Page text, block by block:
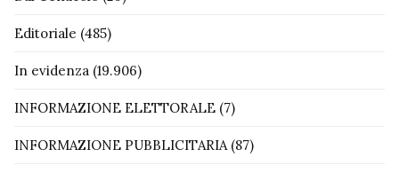
Editoriale (485)
In evidenza (19.906)
INFORMAZIONE ELETTORALE (7)
INFORMAZIONE PUBBLICITARIA(87)